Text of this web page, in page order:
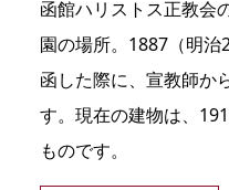
函館ハリストス正教会
園の場所。1887（明
函した際に、宣教師か
す。現在の建物は、
ものです。